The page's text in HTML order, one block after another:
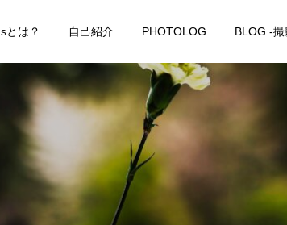
とは？ 自己紹介 PHOTOLOG BLOG -